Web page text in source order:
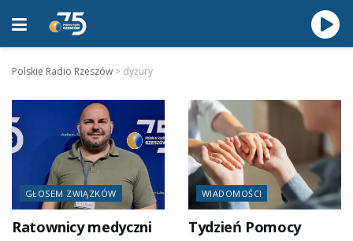
Polskie Radio Rzeszów > dyżury
GŁOSEM ZWIĄZKÓW
Ratownicy medyczni
WIADOMOŚCI
Tydzień Pomocy